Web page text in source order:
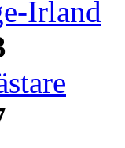
Irland